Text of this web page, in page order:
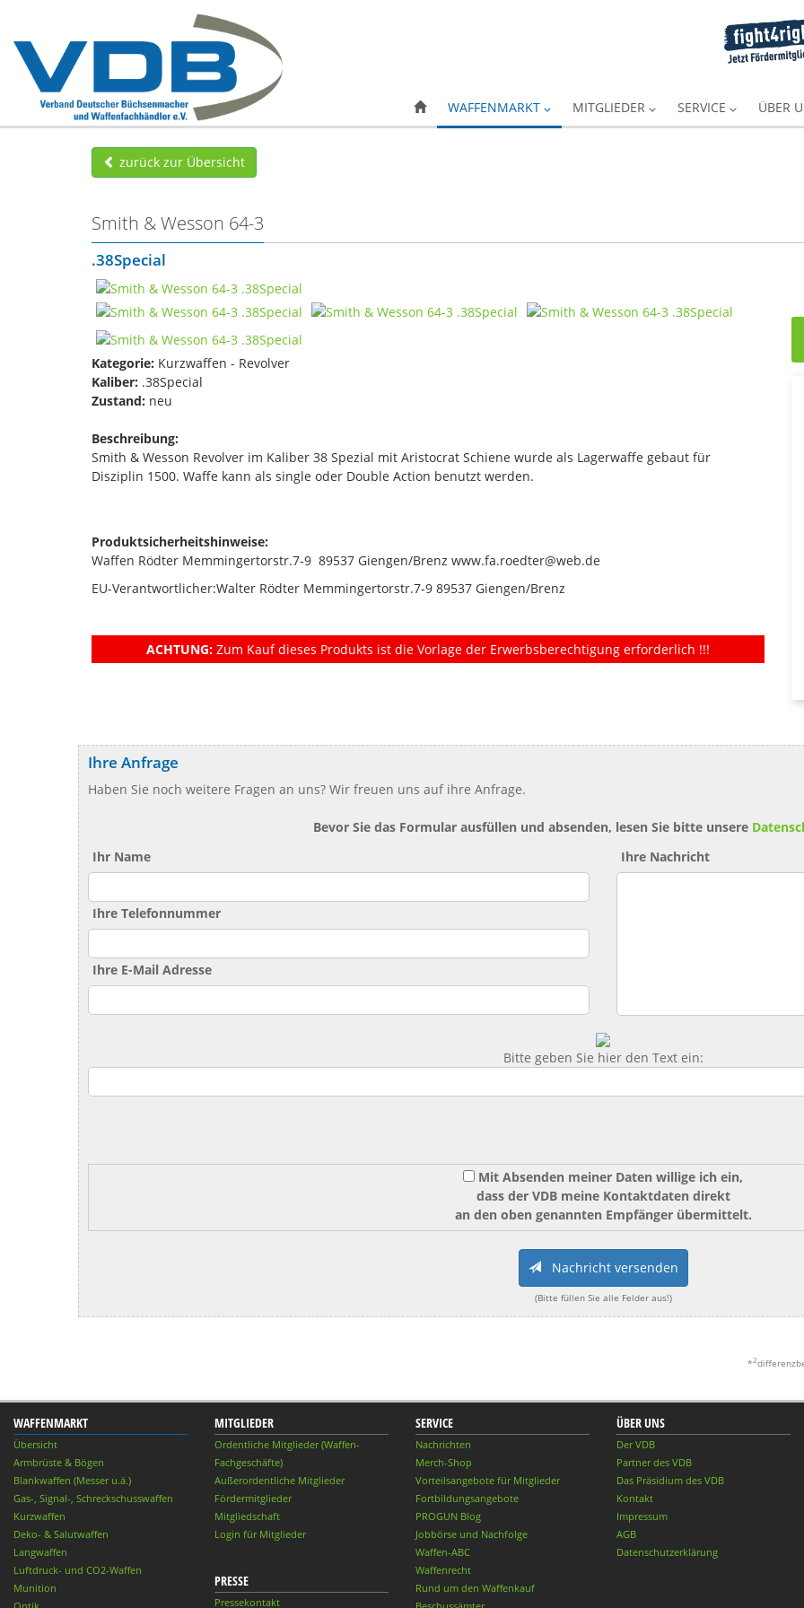
WAFFENMARKT MITGLIEDER SERVICE ÜBER
zurück zur Übersicht
Smith & Wesson 64-3
.38Special
Kategorie: Kurzwaffen - Revolver
Kaliber: .38Special
Zustand: neu
Beschreibung:
Smith & Wesson Revolver im Kaliber 38 Spezial mit Aristocrat Schiene wurde als Lagerwaffe gebaut für
Disziplin 1500. Waffe kann als single oder Double Action benutzt werden.
Produktsicherheitshinweise:
Waffen Rödter Memmingertorstr.7-9 89537 Giengen/Brenz www.fa.roedter@web.de
EU-Verantwortlicher:Walter Rödter Memmingertorstr.7-9 89537 Giengen/Brenz
ACHTUNG: Zum Kauf dieses Produkts ist die Vorlage der Erwerbsberechtigung erforderlich !!!
Ihre Anfrage
Haben Sie noch weitere Fragen an uns? Wir freuen uns auf ihre Anfrage.
Bevor Sie das Formular ausfüllen und absenden, lesen Sie bitte unsere
Ihr Name
Ihre Telefonnummer
Ihre E-Mail Adresse
Ihre Nachricht
Bitte geben Sie hier den Text ein:
Mit Absenden meiner Daten willige ich ein,
dass der VDB meine Kontaktdaten direkt
an den oben genannten Empfänger übermittelt.
Nachricht versenden
(Bitte füllen Sie alle Felder aus!)
*2
WAFFENMARKT
Übersicht
Armbrüste & Bögen
Blankwaffen (Messer u.ä.)
Gas-, Signal-, Schreckschusswaffen
Kurzwaffen
Deko- & Salutwaffen
Langwaffen
Luftdruck- und CO2-Waffen
Munition
MITGLIEDER
Ordentliche Mitglieder (Waffen-
Fachgeschäfte)
Außerordentliche Mitglieder
Fördermitglieder
Mitgliedschaft
Login für Mitglieder
PRESSE
Pressekontakt
SERVICE
Nachrichten
Merch-Shop
Vorteilsangebote für Mitglieder
Fortbildungsangebote
PROGUN Blog
Jobbörse und Nachfolge
Waffen-ABC
Waffenrecht
Rund um den Waffenkauf
ÜBER UNS
Der VDB
Partner des VDB
Das Präsidium des VDB
Kontakt
Impressum
AGB
Datenschutzerklärung